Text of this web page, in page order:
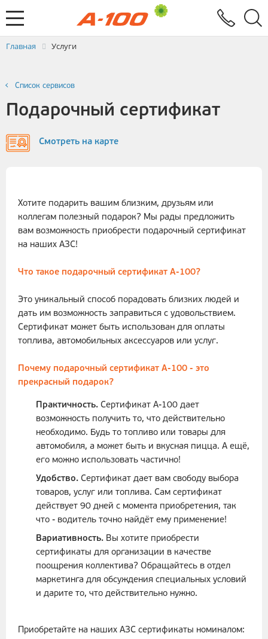
Услуги
Электронный документооборот
Заявка на выставление ЭСЧФ
Главная Услуги
Список сервисов
Подарочный сертификат
Смотреть на карте
Хотите подарить вашим близким, друзьям или
коллегам полезный подарок? Мы рады предложить
вам возможность приобрести подарочный сертификат
на наших АЗС!
Что такое подарочный сертификат А-100?
Это уникальный способ порадовать близких людей и
дать им возможность заправиться с удовольствием.
Сертификат может быть использован для оплаты
топлива, автомобильных аксессуаров или услуг.
Почему подарочный сертификат А-100 - это
прекрасный подарок?
Практичность. Сертификат А-100 дает
возможность получить то, что действительно
необходимо. Будь то топливо или товары для
автомобиля, а может быть и вкусная пицца. А ещё,
его можно использовать частично!
Удобство. Сертификат дает вам свободу выбора
товаров, услуг или топлива. Сам сертификат
действует 90 дней с момента приобретения, так
что - водитель точно найдёт ему применение!
Вариативность. Вы хотите приобрести
сертификаты для организации в качестве
поощрения коллектива? Обращайтесь в отдел
маркетинга для обсуждения специальных условий
и дарите то, что действительно нужно.
Приобретайте на наших АЗС сертификаты номиналом: